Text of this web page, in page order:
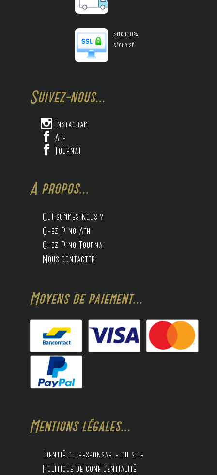
Site 100%
sécurisé
Suivez-nous...
 Instagram
 Ath
 Tournai
A propos...
Qui sommes-nous ?
Chez Pino Ath
Chez Pino Tournai
Nous contacter
Moyens de paiement...
Mentions légales...
Identié du responsable du site
Politique de confidentialité